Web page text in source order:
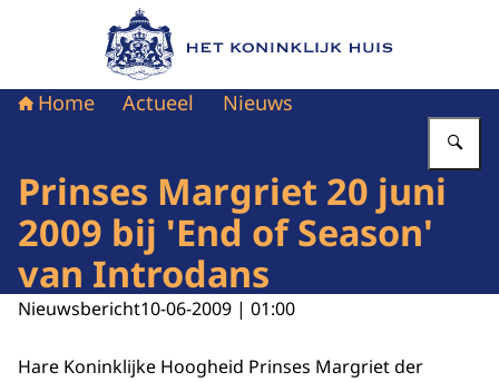
Naar de homepage van Het Koninklijk Huis
Home Actueel Nieuws
Prinses Margriet 20 juni
2009 bij 'End of Season'
van Introdans
Nieuwsbericht10-06-2009 | 01:00
Hare Koninklijke Hoogheid Prinses Margriet der